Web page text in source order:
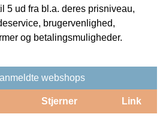
5 ud fra bl.a. deres prisniveau,
brugervenlighed,
og betalingsmuligheder.
webshops
Stjerner Link